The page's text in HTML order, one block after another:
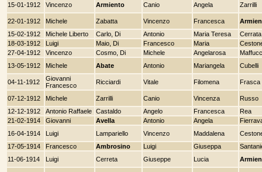
15-01-1912
Vincenzo Armiento Canio Angela Zarrilli
22-01-1912 Michele Zabatta Vincenzo Francesca
15-02-1912
Michele Liberto Carlo, Di Antonio Maria Teresa
Cerrata
18-03-1912
Luigi Maio, Di Francesco Maria
27-04-1912
Vincenzo Cosmo, Di Michele Angelarosa
13-05-1912
Michele Abate Antonio Mariangela Cubelli
04-11-1912
Giovanni
Francesco
Ricciardi Vitale Filomena Frasca
07-12-1912 Michele Zarrilli Canio Vincenza
Russo
12-12-1912
Antonio Raffaele Castaldo Angelo Francesca
Rea
21-02-1914
Giovanni Avella Antonio Angela
16-04-1914
Luigi Lampariello Vincenzo Maddalena
17-05-1914
Francesco Ambrosino Luigi Giuseppa
11-06-1914
Luigi Cerreta Giuseppe Lucia